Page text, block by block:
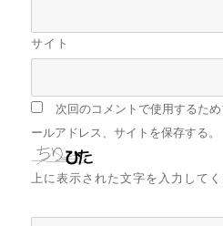
サイト
次回のコメントで使用するた
ールアドレス、サイトを保存する。
上に表示された文字を入力してく